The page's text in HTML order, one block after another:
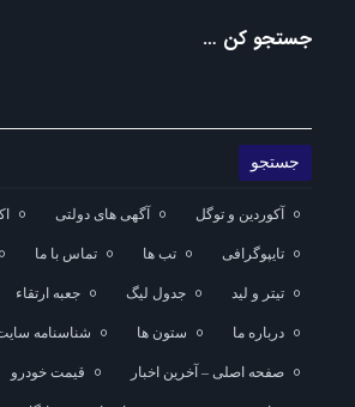
جستجو کن …
آکوردین و توگل آگهی های دولتی
تایپوگرافی تب ها تماس با ما
تیتر و لید جدول لیگ جعبه ارتقاء
درباره ما ستون ها شناسنامه
صفحه اصلی – آخرین اخبار قیمت خودرو